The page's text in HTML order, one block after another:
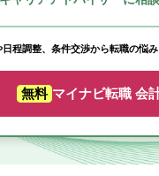
程調整、条件交渉から転職の悩
無料 マイナビ転職 会